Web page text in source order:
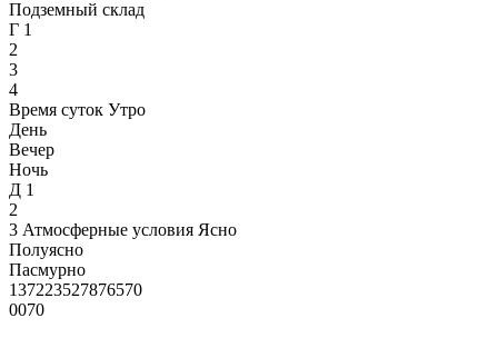
Подземный склад
Г 1
2
3
4
Время суток Утро
День
Вечер
Ночь
Д 1
2
3 Атмосферные условия Ясно
Полуясно
Пасмурно
137223527876570
0070